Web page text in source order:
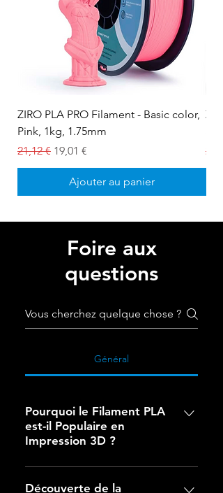
ZIRO PLA PRO Filament - Basic color,
Pink, 1kg, 1.75mm
Prix original
21,12 € Prix promotionnel
19,01 €
Ajouter au panier
Foire aux
questions
Général
Pourquoi le Filament PLA
est-il Populaire en
Impression 3D ?
Pourquoi le Filament PLA est-il
Populaire en Impression 3D ?Le
Découverte de la